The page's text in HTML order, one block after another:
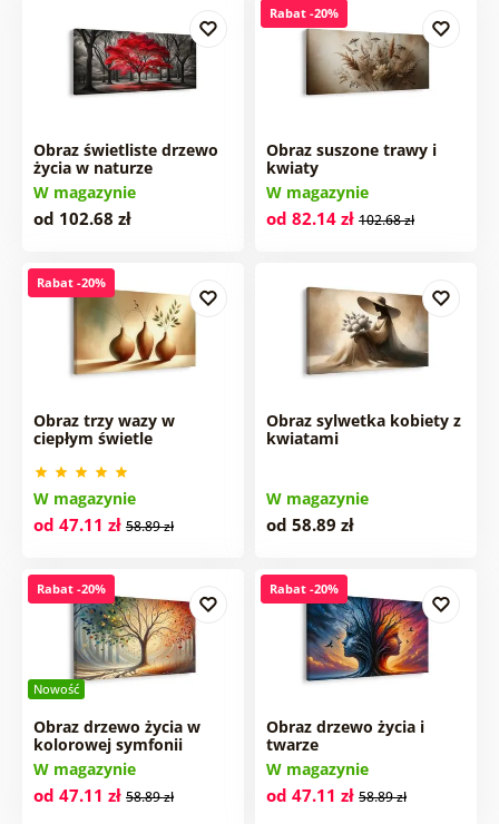
Obraz świetliste drzewo
życia w naturze
W magazynie
od 102.68 zł
Rabat -20%
Obraz suszone trawy i
kwiaty
W magazynie
od 82.14 zł 102.68 zł
Rabat -20%
Obraz trzy wazy w
ciepłym świetle
W magazynie
od 47.11 zł 58.89 zł
Obraz sylwetka kobiety z
kwiatami
W magazynie
od 58.89 zł
Nowość
Rabat -20%
Obraz drzewo życia w
kolorowej symfonii
W magazynie
od 47.11 zł 58.89 zł
Rabat -20%
Obraz drzewo życia i
twarze
W magazynie
od 47.11 zł 58.89 zł